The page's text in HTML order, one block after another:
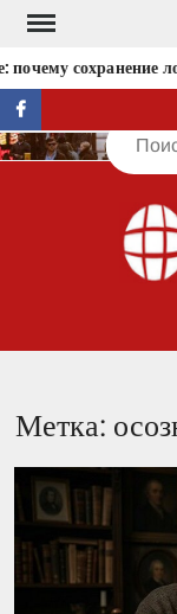
Перейти
содержимому
сохранение
facebook
Поиск
Метка: